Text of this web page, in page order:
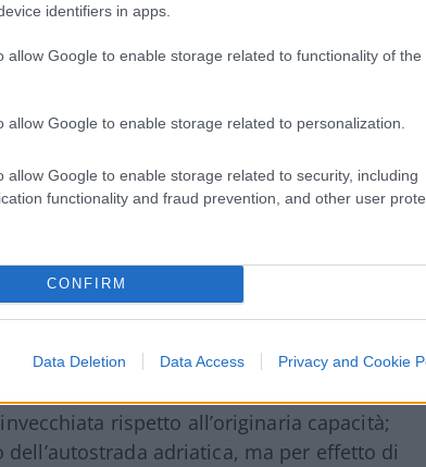
identifiers in apps.
allow Google to enable storage related to functionality of the
allow Google to enable storage related to personalization.
allow Google to enable storage related to security, including
functionality and fraud prevention, and other user
CONFIRM
Data Deletion Data Access Privacy and Cookie
continua e costante osservazione, e
concessionaria abbia utilizzato tutte le
improvviso, quindi, fa dedurre che i
non sono ancora sufficientemente
di stamattina.
che la sequenza di crolli di infrastrutture
un carattere di preoccupante
del viadotto Petrulla, sulla strada
spezzandosi a metà per effetto della
ottobre 2016
è crollato un cavalcavia ad
incompatibile con la resistenza
rispetto all’originaria capacità;
adriatica, ma per effetto di